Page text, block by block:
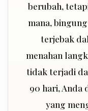
berubah,
mana,
terjebak
menahan
tidak terjadi
90 hari, Anda
yang